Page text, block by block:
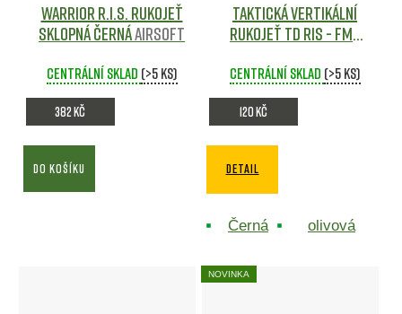
Warrior R.I.S. rukojeť
sklopná černáAirsoft
Centrální sklad (>5 ks)
382 Kč
DO KOŠÍKU
Taktická vertikální
rukojeť TD RIS - FMA
Centrální sklad (>5 ks)
120 Kč
DETAIL
Černá olivová
NOVINKA